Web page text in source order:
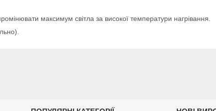
максимум світла за високої температури нагрівання.